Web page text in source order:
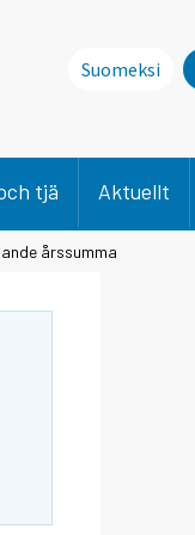
Suomeksi
tjä Aktuellt
årssumma